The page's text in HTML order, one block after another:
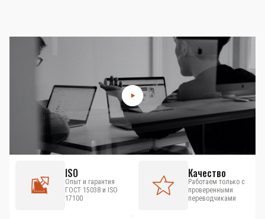
ISO
Опыт и гарантия
ГОСТ 15038 и ISO
17100
Качество
Работаем только с
проверенными
переводчиками